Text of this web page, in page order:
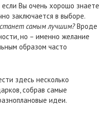
Вы очень хорошо знаете
заключается в выборе.
самым лучшим?Вроде
но – именно желание
образом часто
здесь несколько
собрав самые
идеи.